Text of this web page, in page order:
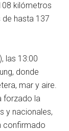
kilómetros
hasta 137
las 13:00
donde
mar y aire.
forzado la
y nacionales,
confirmado